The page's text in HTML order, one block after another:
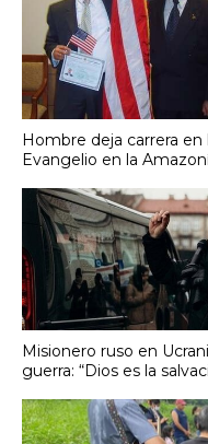
Hombre deja carrera en
Evangelio en la
Misionero ruso en
guerra: “Dios es la